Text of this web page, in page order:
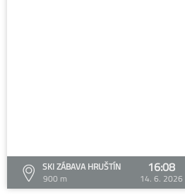
SKI ZÁBAVA HRUŠTÍN
900 m
16:08
14. 6. 2026